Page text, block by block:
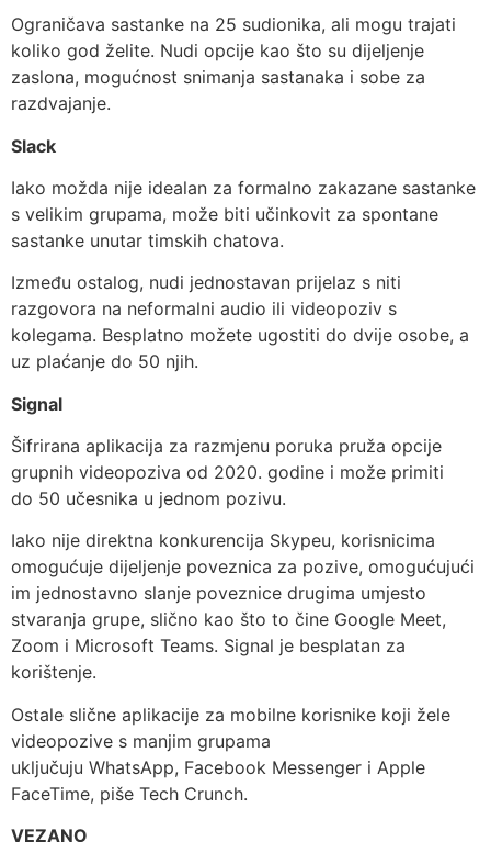
Ograničava sastanke na 25 sudionika, ali mogu trajati
koliko god želite. Nudi opcije kao što su dijeljenje
zaslona, ​​mogućnost snimanja sastanaka i sobe za
razdvajanje.
Slack
Iako možda nije idealan za formalno zakazane sastanke
s velikim grupama, može biti učinkovit za spontane
sastanke unutar timskih chatova.
Između ostalog, nudi jednostavan prijelaz s niti
razgovora na neformalni audio ili videopoziv s
kolegama. Besplatno možete ugostiti do dvije osobe, a
uz plaćanje do 50 njih.
Signal
Šifrirana aplikacija za razmjenu poruka pruža opcije
grupnih videopoziva od 2020. godine i može primiti
do 50 učesnika u jednom pozivu.
Iako nije direktna konkurencija Skypeu, korisnicima
omogućuje dijeljenje poveznica za pozive, omogućujući
im jednostavno slanje poveznice drugima umjesto
stvaranja grupe, slično kao što to čine Google Meet,
Zoom i Microsoft Teams. Signal je besplatan za
korištenje.
Ostale slične aplikacije za mobilne korisnike koji žele
videopozive s manjim grupama
uključuju WhatsApp, Facebook Messenger i Apple
FaceTime, piše Tech Crunch.
VEZANO